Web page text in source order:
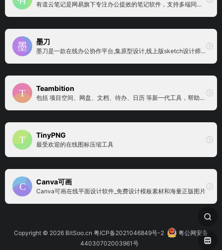
有道云笔记是网易旗下专注办公提效的笔记软件，支持多端同步，用户可以随时随地对线上资料进行编辑、分享以及协同
墨刀
墨刀是一款在线办公协作平台,集原型设计,线上版sketch设计师工具、流程图、思维导图为一体，支持团队项目实时协作和管理，金融级数据安全保障，还支持私有化部署，是设计师、产品经理和技术开发团队必备工具。
Teambition
包括 项目空间、网盘、文档、待办、日历 等新一代工具，帮助你把想法变成现实，让创作过程充满愉悦。由阿里巴巴 Teambition 团队打造，个人使用完全免费。
TinyPNG
最受欢迎的在线图标压缩工具
Canva可画
Canva可画在线平面设计软件_免费设计模板素材和海量正版图片
Copyright © 2026 BitSoo.cn 粤ICP备2021046849号-2
粤公网安备
44030702003961号